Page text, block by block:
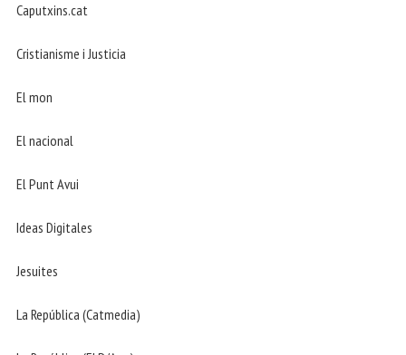
Caputxins.cat
Cristianisme i Justicia
El mon
El nacional
El Punt Avui
Ideas Digitales
Jesuites
La República (Catmedia)